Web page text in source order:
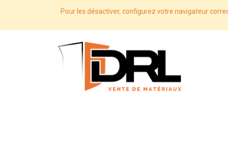
. Pour les désactiver, configurez votre navigateur